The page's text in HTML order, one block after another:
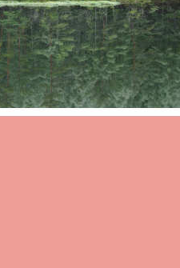

前へ

次へ

検索